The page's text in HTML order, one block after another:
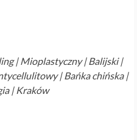
| Mioplastyczny | Balijski |
| Bańka chińska |
| Kraków